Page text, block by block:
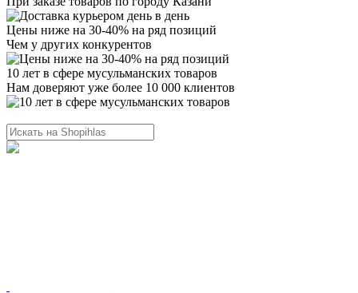
Цены ниже на 30-40% на ряд позиций
Чем у других конкурентов
10 лет в сфере мусульманских товаров
Нам доверяют уже более 10 000 клиентов